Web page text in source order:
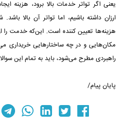
یعنی اگر تواتر خدمات بالا برود،
ارزان داشته باشیم، اما تواتر آن بالا
هزینه‌ها تعیین کننده است. ‏این‌که خدمت را
مکان‌هایی و در چه ساختارهایی خریداری
‏راهبردی مطرح می‌شود، باید به تمام این
پایان پیام/